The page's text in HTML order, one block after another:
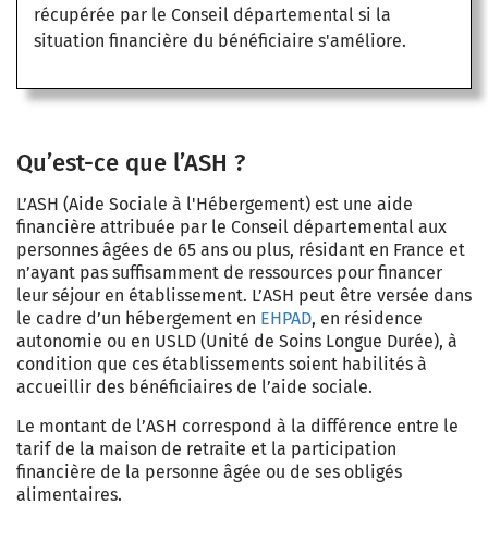
récupérée par le Conseil départemental si la
situation financière du bénéficiaire s'améliore.
Qu’est-ce que l’ASH ?
L’ASH (Aide Sociale à l'Hébergement) est une aide
financière attribuée par le Conseil départemental aux
personnes âgées de 65 ans ou plus, résidant en France et
n’ayant pas suffisamment de ressources pour financer
leur séjour en établissement. L’ASH peut être versée dans
le cadre d’un hébergement en EHPAD, en résidence
autonomie ou en USLD (Unité de Soins Longue Durée), à
condition que ces établissements soient habilités à
accueillir des bénéficiaires de l’aide sociale.
Le montant de l’ASH correspond à la différence entre le
tarif de la maison de retraite et la participation
financière de la personne âgée ou de ses obligés
alimentaires.